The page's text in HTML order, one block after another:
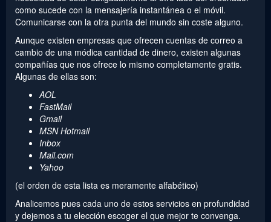
como sucede con la mensajería instantánea o el móvil.
Comunicarse con la otra punta del mundo sin coste alguno.
Aunque existen empresas que ofrecen cuentas de correo a
cambio de una módica cantidad de dinero, existen algunas
compañías que nos ofrece lo mismo completamente gratis.
Algunas de ellas son:
AOL
FastMail
Gmail
MSN Hotmail
Inbox
Mail.com
Yahoo
(el orden de esta lista es meramente alfabético)
Analicemos pues cada uno de estos servicios en profundidad
y dejemos a tu elección escoger el que mejor te convenga.